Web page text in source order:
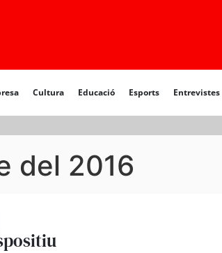
Cultura Educació Esports Entrevistes
del 2016